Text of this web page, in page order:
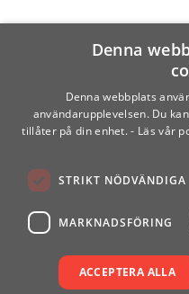
Denna
Denna webbplats
användarupplevelsen. Du
tillåter på din enhet. - Läs vår
STRIKT NÖDVÄNDIGA
MARKNADSFÖRING
ACCEPTERA ALLA